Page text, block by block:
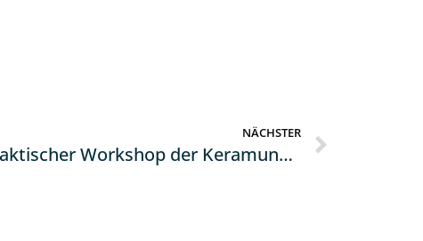
NÄCHSTER
Praktischer Workshop der Keramundo GmbH